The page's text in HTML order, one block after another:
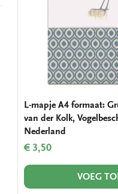
L-mapje A4 formaat:
van der Kolk,
Nederland
€ 3,50
VOEG